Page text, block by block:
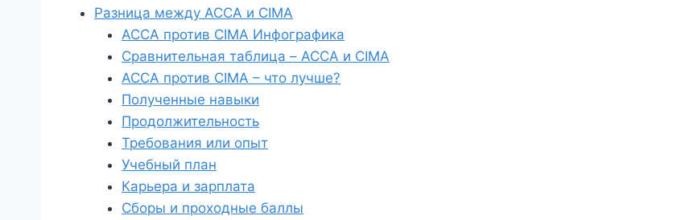
Разница между ACCA и CIMA
ACCA против CIMA Инфографика
Сравнительная таблица – ACCA и CIMA
ACCA против CIMA – что лучше?
Полученные навыки
Продолжительность
Требования или опыт
Учебный план
Карьера и зарплата
Сборы и проходные баллы